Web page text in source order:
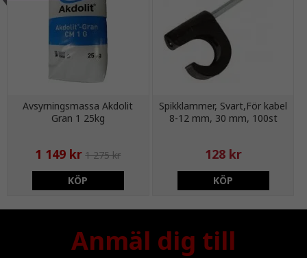
Avsyrningsmassa Akdolit
Gran 1 25kg
1 149 kr 1 275 kr
KÖP
Spikklammer, Svart,För kabel
8-12 mm, 30 mm, 100st
128 kr
KÖP
Anmäl dig till